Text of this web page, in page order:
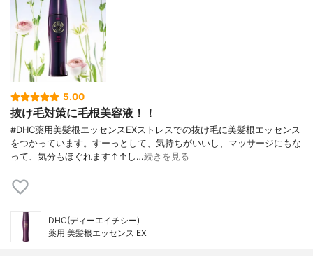
5.00
抜け毛対策に毛根美容液！！
#DHC薬用美髪根エッセンスEXストレスでの抜け毛に美髪根エッセンス
をつかっています。すーっとして、気持ちがいいし、マッサージにもな
って、気分もほぐれます↑↑し…続きを見る
DHC(ディーエイチシー)
薬用 美髪根エッセンス EX